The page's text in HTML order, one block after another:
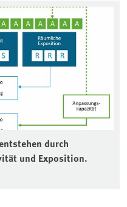
durch
und Exposition.